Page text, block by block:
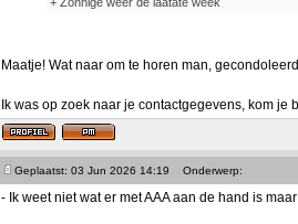
Maatje! Wat naar om te horen man,
Ik was op zoek naar je contactgegevens, kom
Geplaatst: 03 Jun 2026 14:19 Onderwerp:
- Ik weet niet wat er met AAA aan de hand is